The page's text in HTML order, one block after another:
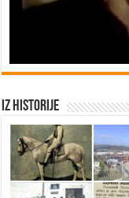
Iz historije